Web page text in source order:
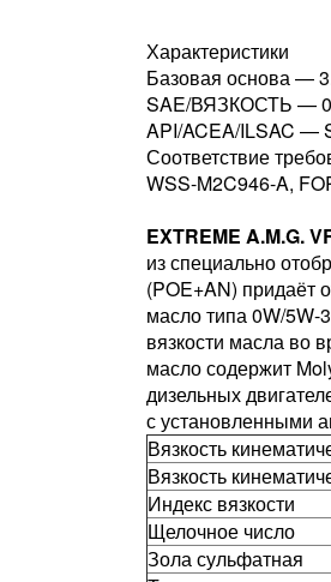
Характеристики
Базовая основа —
SAE/ВЯЗКОСТЬ —
API/ACEA/ILSAC —
Соответствие
WSS-M2C946-A,
EXTREME A.M.G.
из специально
(POE+AN) придаёт
масло типа 0W/5W-
вязкости масла во
масло содержит
дизельных
с установленными
Вязкость
Вязкость
Индекс вязкости
Щелочное число
Зола сульфатная